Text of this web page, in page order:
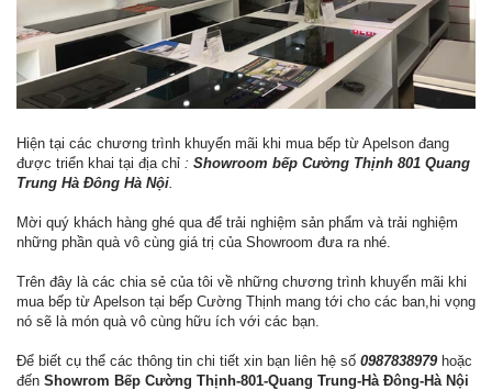
Hiện tại các chương trình khuyến mãi khi mua bếp từ Apelson đang
được triển khai tại địa chỉ : Showroom bếp Cường Thịnh 801 Quang
Trung Hà Đông Hà Nội
Mời quý khách hàng ghé qua để trải nghiệm sản phẩm và trải nghiệm
những phần quà vô cùng giá trị của Showroom đưa ra nhé.
Trên đây là các chia sẻ của tôi về những chương trình khuyến mãi khi
mua bếp từ Apelson tại bếp Cường Thịnh mang tới cho các ban,hi vọng
nó sẽ là món quà vô cùng hữu ích với các bạn.
Để biết cụ thể các thông tin chi tiết xin bạn liên hệ số 0987838979hoặc
đến Showrom Bếp Cường Thịnh-801-Quang Trung-Hà Đông-Hà Nội